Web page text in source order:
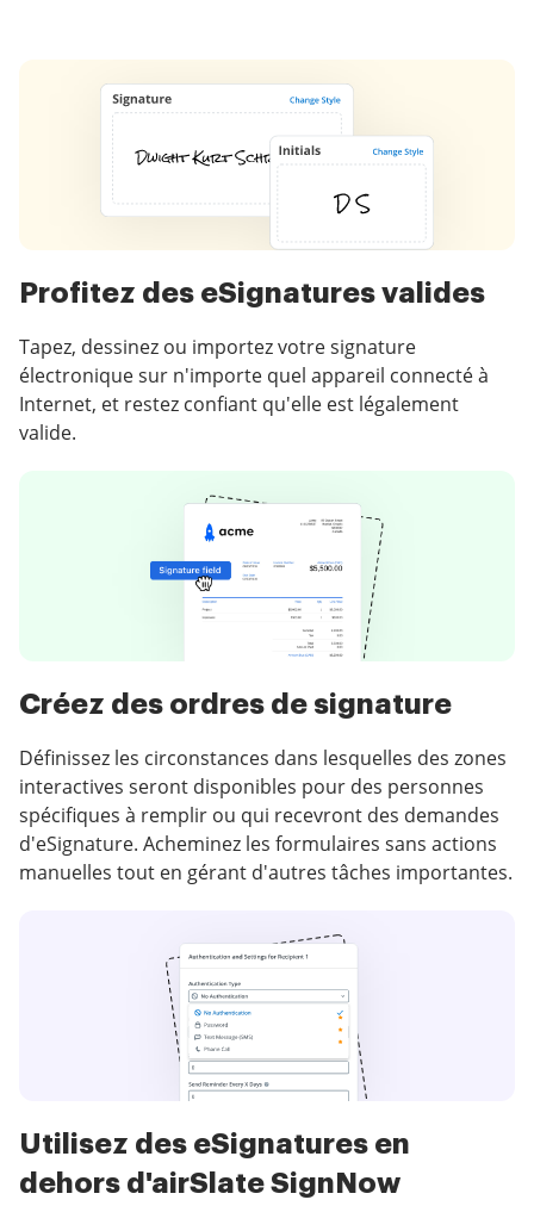
Profitez des eSignatures valides
Tapez, dessinez ou importez votre signature
électronique sur n'importe quel appareil connecté à
Internet, et restez confiant qu'elle est légalement
valide.
Créez des ordres de signature
Définissez les circonstances dans lesquelles des zones
interactives seront disponibles pour des personnes
spécifiques à remplir ou qui recevront des demandes
d'eSignature. Acheminez les formulaires sans actions
manuelles tout en gérant d'autres tâches importantes.
Utilisez des eSignatures en
dehors d'airSlate SignNow